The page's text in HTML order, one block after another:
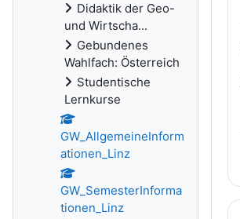
Didaktik der Geo-
und Wirtscha...
Gebundenes
Wahlfach: Österreich
Studentische
Lernkurse
GW_AllgemeineInform
ationen_Linz
GW_SemesterInforma
tionen_Linz